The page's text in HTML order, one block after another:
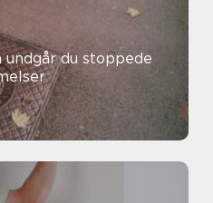
undgår du stoppede